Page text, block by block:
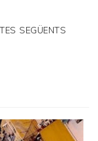
SEGÜENTS